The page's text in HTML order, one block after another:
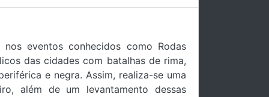
eventos conhecidos como Rodas
das cidades com batalhas de rima,
e negra. Assim, realiza-se uma
além de um levantamento dessas